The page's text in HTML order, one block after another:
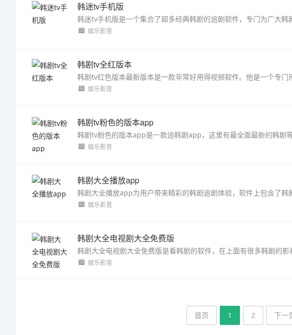
韩迷tv手机版
娱乐影音
韩剧tv全红版本
娱乐影音
韩剧tv粉色的版本app
娱乐影音
韩剧大全播放app
娱乐影音
韩剧大全电视剧大全免费版
娱乐影音
首页 1 2 下一